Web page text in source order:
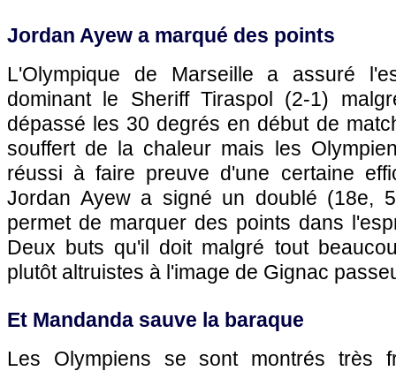
Jordan Ayew a marqué des points
L'Olympique de Marseille a assuré
dominant le Sheriff Tiraspol (2-1)
dépassé les 30 degrés en début de
souffert de la chaleur mais les
réussi à faire preuve d'une certaine
Jordan Ayew a signé un doublé (18e,
permet de marquer des points dans
Deux buts qu'il doit malgré tout
plutôt altruistes à l'image de Gignac
Et Mandanda sauve la baraque
Les Olympiens se sont montrés très